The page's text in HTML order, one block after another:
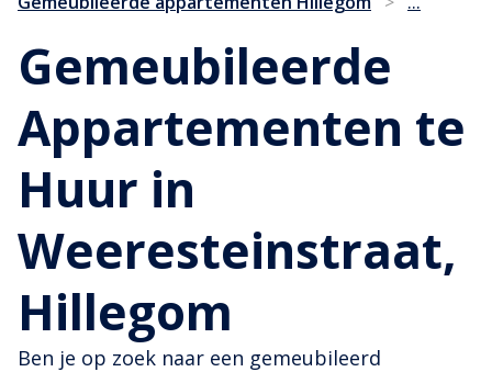
Gemeubileerde
Appartementen te
Huur in
Weeresteinstraat,
Hillegom
Ben je op zoek naar een gemeubileerd